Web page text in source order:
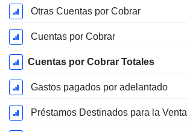
Otras Cuentas por Cobrar
Cuentas por Cobrar
Cuentas por Cobrar Totales
Gastos pagados por adelantado
Préstamos Destinados para la Venta